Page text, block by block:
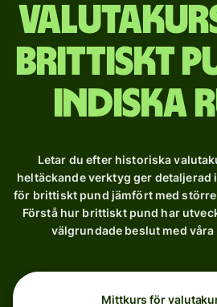
brittiskt
indiska
Letar du efter historiska
heltäckande verktyg ger
för brittiskt pund jämfört med
Förstå hur brittiskt pund har
välgrundade beslut med
Mittkurs för